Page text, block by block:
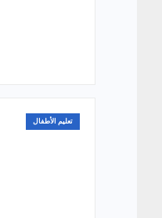
تعليم الأطفال